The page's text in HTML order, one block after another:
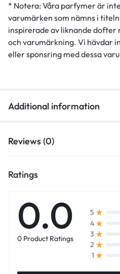
Additional information
* Notera: Våra parfymer är
varumärken som nämns i
inspirerade av liknande dofter
och varumärkning. Vi hävdar
eller sponsring med dessa
Reviews (0)
Ratings
0.0
0 Product Ratings
5
4
3
2
1